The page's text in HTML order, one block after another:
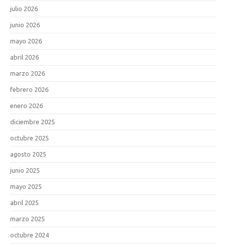
julio 2026
junio 2026
mayo 2026
abril 2026
marzo 2026
febrero 2026
enero 2026
diciembre 2025
octubre 2025
agosto 2025
junio 2025
mayo 2025
abril 2025
marzo 2025
octubre 2024